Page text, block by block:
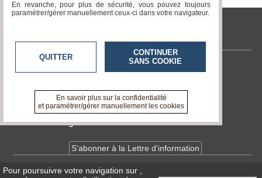
tvlocale.fr
Contactez-nous
A propos de tvlocale.fr
Devenir délégué
S'abonner à la Lettre d'information
InfosCNIL/RGPD
Pour poursuivre votre navigation sur
En revanche, pour plus de sécurité, vous pouvez toujours
paramétrer/gérer manuellement ceux-ci dans votre navigateur.
QUITTER
CONTINUER
SANS COOKIE
En savoir plus sur la confidentialité
et paramétrer/gérer manuellement les cookies